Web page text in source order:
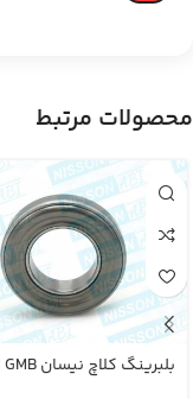
محصولات مرتبط
بلبرینگ کلاچ نیسان GMB اصلی